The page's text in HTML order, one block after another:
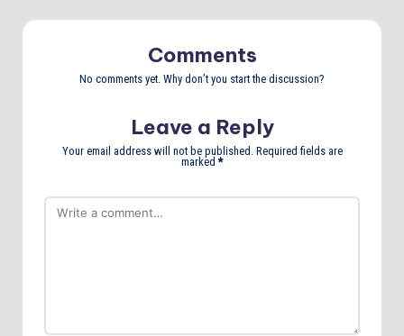
Comments
No comments yet. Why don’t you start the discussion?
Leave a Reply
Your email address will not be published. Required fields are
marked*